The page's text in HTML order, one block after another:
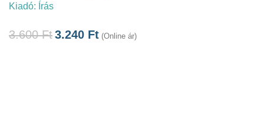
Kiadó: Írás
3.600Ft3.240 Ft (Online ár)